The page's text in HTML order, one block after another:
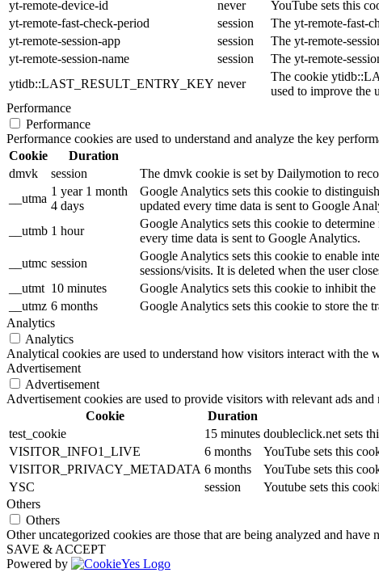
yt-remote-device-id
never
YouTube sets this
yt-remote-fast-check-period
session
The yt-remote-fast-
yt-remote-session-app
session
The yt-remote-
yt-remote-session-name
session
The yt-remote-
ytidb::LAST_RESULT_ENTRY_KEY never
The cookie
used to improve the
Performance
Performance
Performance cookies are used to understand and analyze the key
Cookie
Duration
dmvk
session
The dmvk cookie is set by Dailymotion to
__utma
1 year 1 month
4 days
Google Analytics sets this cookie to
updated every time data is sent to Google
__utmb 1 hour
Google Analytics sets this cookie to
every time data is sent to Google Analytics.
__utmc session
Google Analytics sets this cookie to enable
sessions/visits. It is deleted when the user
__utmt 10 minutes
Google Analytics sets this cookie to inhibit the
__utmz 6 months
Google Analytics sets this cookie to store the
Analytics
Analytics
Analytical cookies are used to understand how visitors interact with the
Advertisement
Advertisement
Advertisement cookies are used to provide visitors with relevant ads
Cookie
Duration
test_cookie
15 minutes doubleclick.net sets
VISITOR_INFO1_LIVE
6 months
YouTube sets this
VISITOR_PRIVACY_METADATA 6 months
YouTube sets this
YSC
session
Youtube sets this
Others
Others
Other uncategorized cookies are those that are being analyzed and have
SAVE & ACCEPT
Powered by